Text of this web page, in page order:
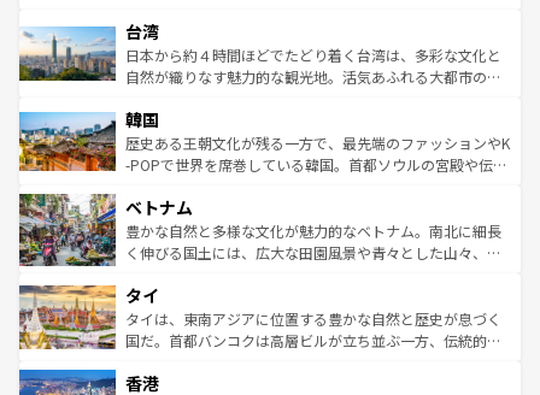
情報は
人々、おいしいローカルフードやハワイアンミュージッ
ク、伝統的なフラダンスなど、すべてがハワイの魅力を彩
っている。訪れるたびに新しい発見と感動が待っているハ
はコンテンツ一覧
リアリーフや大陸中央部にそびえるウルル（エアーズロッ
ク）、タスマニアの美しい原生林やケアンズの熱帯雨林な
ど、見どころがたくさん。また、カフェやワイン、オージ
いる。アクティビティも充実しており、サーフィンやダイ
ビング、ハイキングなど、アウトドア好きにはたまらな
い。オーストラリアの多彩な魅力を存分に味わいつくそ
参照してほしい。
台湾
日本から約４時間ほどでたどり着く台湾は、多彩な文化と
自然が織りなす魅力的な観光地。活気あふれる大都市の台
ン）、静ひつな山岳地帯である台湾東部など、都市の喧騒
と山間の静けさが共存しており、訪れる人に新しい発見と
驚きをもたらしてくれる。また、奥深い台湾の食文化も魅
容にもいいと評判のスイーツなど、バラエティ豊かな料理
が味わえる。 なお、新着の台湾情報は コンテンツ一覧を参
照してほしい。
韓国
歴史ある王朝文化が残る一方で、最先端のファッションやK
-POPで世界を席巻している韓国。首都ソウルの宮殿や伝統
き、地方に足を延ばせば四季折々の自然美を楽しむことが
できる。そして、キムチや焼肉、絶品のストリートフード
まで、さまざまな韓国料理が待っている。夜には、韓国な
リティに包まれながら、韓国の多彩な魅力を心ゆくまで味
わってみてほしい。 なお、新着の韓国情報はコンテンツ一
覧を参照してほしい。
ベトナム
豊かな自然と多様な文化が魅力的なベトナム。南北に細長
く伸びる国土には、広大な田園風景や青々とした山々、世
急速な発展と共に伝統が息づく。ハノイの古い町並みやホ
ーチミン市のフランス統治時代の建物も、独特の雰囲気を
醸し出している。また、バラエティの豊かさとおいしさで
とつ。フォーやバインミー、ベトナムコーヒーなどは、ぜ
タイ
タイは、東南アジアに位置する豊かな自然と歴史が息づく
国だ。首都バンコクは高層ビルが立ち並ぶ一方、伝統的な
の活気が交差している。北部ではチェンマイなどの山岳地
香港